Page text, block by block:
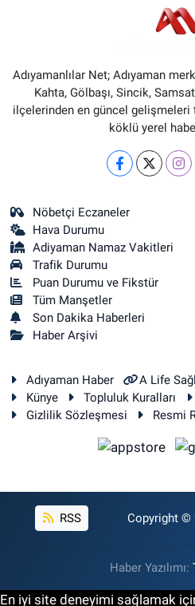
Adıyamanlılar Net; Adıyaman
Kahta, Gölbaşı, Sincik,
ilçelerinden en güncel gelişmeleri
köklü yerel
Nöbetçi Eczaneler
Hava Durumu
Adiyaman Namaz Vakitleri
Trafik Durumu
Puan Durumu ve Fikstür
Tüm Manşetler
Son Dakika Haberleri
Haber Arşivi
Adıyaman Haber A Life
Künye
Topluluk Kuralları
Gizlilik Sözleşmesi
Resmi
RSS Copyright ©
Haber Yazılımı:
En iyi site deneyimi sağlamak